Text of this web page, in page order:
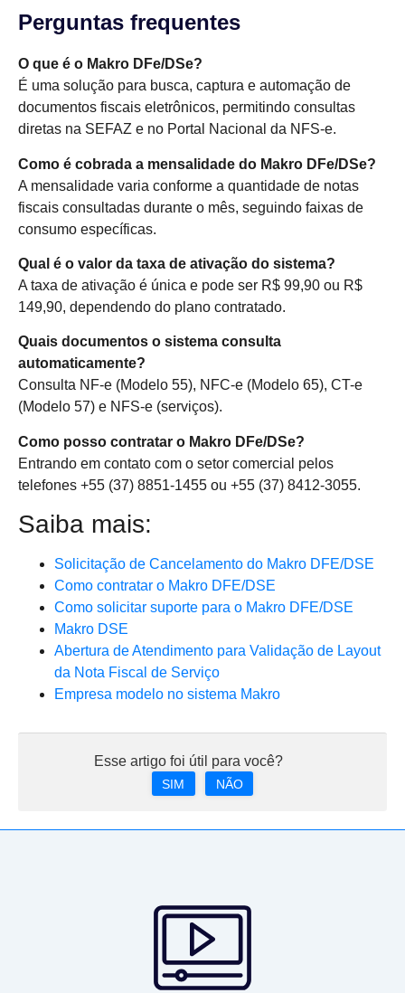
Perguntas frequentes
O que é o Makro DFe/DSe?
É uma solução para busca, captura e automação de
documentos fiscais eletrônicos, permitindo consultas
diretas na SEFAZ e no Portal Nacional da NFS-e.
Como é cobrada a mensalidade do Makro DFe/DSe?
A mensalidade varia conforme a quantidade de notas
fiscais consultadas durante o mês, seguindo faixas de
consumo específicas.
Qual é o valor da taxa de ativação do sistema?
A taxa de ativação é única e pode ser R$ 99,90 ou R$
149,90, dependendo do plano contratado.
Quais documentos o sistema consulta
automaticamente?
Consulta NF-e (Modelo 55), NFC-e (Modelo 65), CT-e
(Modelo 57) e NFS-e (serviços).
Como posso contratar o Makro DFe/DSe?
Entrando em contato com o setor comercial pelos
telefones +55 (37) 8851-1455 ou +55 (37) 8412-3055.
Saiba mais:
Solicitação de Cancelamento do Makro DFE/DSE
Como contratar o Makro DFE/DSE
Como solicitar suporte para o Makro DFE/DSE
Makro DSE
Abertura de Atendimento para Validação de Layout
da Nota Fiscal de Serviço
Empresa modelo no sistema Makro
Esse artigo foi útil para você?
SIM NÃO